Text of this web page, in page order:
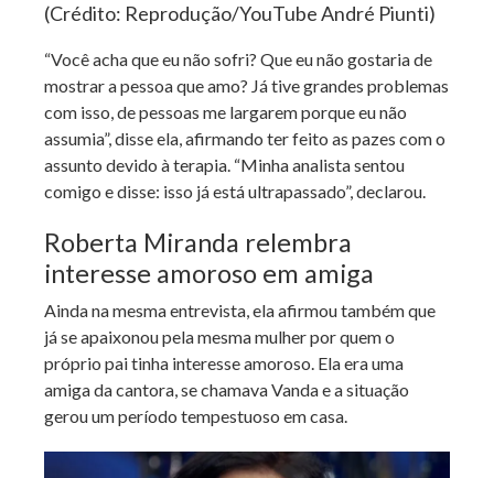
(Crédito: Reprodução/YouTube André Piunti)
“Você acha que eu não sofri? Que eu não gostaria de
mostrar a pessoa que amo? Já tive grandes problemas
com isso, de pessoas me largarem porque eu não
assumia”, disse ela, afirmando ter feito as pazes com o
assunto devido à terapia. “Minha analista sentou
comigo e disse: isso já está ultrapassado”, declarou.
Roberta Miranda relembra
interesse amoroso em amiga
Ainda na mesma entrevista, ela afirmou também que
já se apaixonou pela mesma mulher por quem o
próprio pai tinha interesse amoroso. Ela era uma
amiga da cantora, se chamava Vanda e a situação
gerou um período tempestuoso em casa.